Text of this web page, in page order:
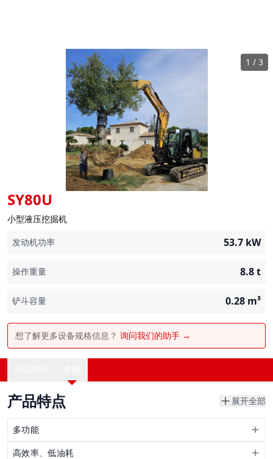
SY80U
小型液压挖掘机
发动机功率
53.7 kW
操作重量 8.8t
铲斗容量 0.28 m³
想了解更多设备规格信息？ 询问我们的助手 →
1 / 3
产品特点 展开全部
多功能
高效率、低油耗